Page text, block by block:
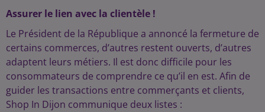
Assurer le lien avec la clientèle !
Le Président de la République a annoncé la fermeture de
certains commerces, d’autres restent ouverts, d’autres
adaptent leurs métiers. Il est donc difficile pour les
consommateurs de comprendre ce qu’il en est. Afin de
guider les transactions entre commerçants et clients,
Shop In Dijon communique deux listes :